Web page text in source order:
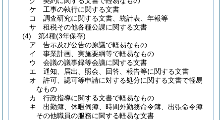
ケ
工事の執行に関する文書
コ
調査研究に関する文書、統計表、年報等
サ
租税その他各種公課に関する文書
(4)
第4種(3年保存)
ア
告示及び公告の原議で軽易なもの
イ
事業計画、実施要綱等で軽易なもの
ウ
会議の議事録等会議に関する文書
エ
通知、届出、照会、回答、報告等に関する文書
オ
許可、認可等申請に対する処分に関する文書で軽易
なもの
カ
行政指導に関する文書で軽易なもの
キ
出勤簿、休暇伺簿、時間外勤務命令簿、出張命令簿
その他職員の服務に関する軽易な文書